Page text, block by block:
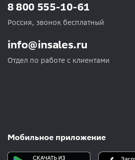
info@insales.ru
Отдел по работе с клиентами
8 800 555-10-61
Россия, звонок бесплатный
Мобильное приложение